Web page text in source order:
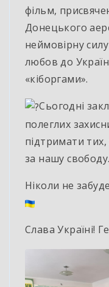
фільм,
Донецького
неймовірну
любов до
«кіборгами».
Сьогодні
полеглих
підтримати
за нашу свободу.
Ніколи не
Слава Україні!